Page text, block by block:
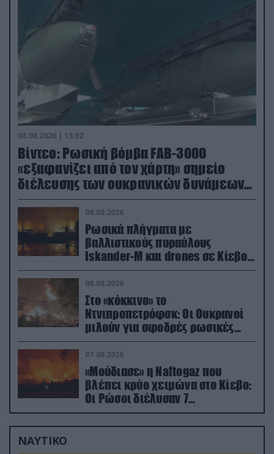
08.08.2026 | 13:02
Βίντεο: Ρωσική βόμβα FAB-3000
«εξαφανίζει από τον χάρτη» σημείο
διέλευσης των ουκρανικών δυνάμεων
στην Ζαπορίζια
08.08.2026
Ρωσικά πλήγματα με
βαλλιστικούς πυραύλους
Iskander-M και drones σε Κίεβο
και Ντνιπροπετρόφσκ: Ισχυρές
εκρήξεις
08.08.2026
Στο «κόκκινο» το
Ντνιπροπετρόφσκ: Οι Ουκρανοί
μιλούν για σφοδρές ρωσικές
επιθέσεις σε όλη την επικράτεια
07.08.2026
«Μούδιασε» η Naftogaz που
βλέπει κρύο χειμώνα στο Κίεβο:
Οι Ρώσοι διέλυσαν 7
εγκαταστάσεις του ουκρανικού
κολοσσού!
ΝΑΥΤΙΚΟ